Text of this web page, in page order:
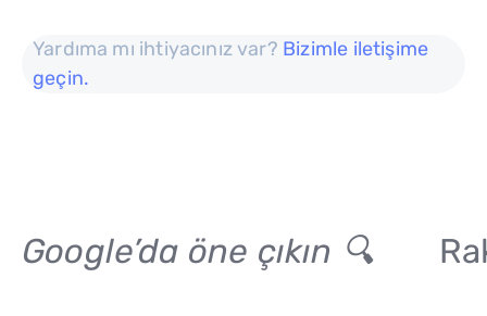
Yardıma mı ihtiyacınız var? Bizimle iletişime
geçin.
Google’da öne çıkın 🔍